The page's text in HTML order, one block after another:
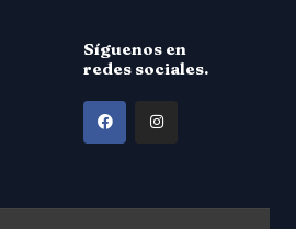
Síguenos en
redes sociales.
F
a
I